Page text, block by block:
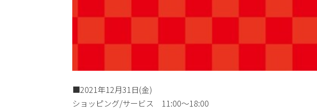
■2021年12月31日(金)
ショッピング/サービス 11:00～18:00